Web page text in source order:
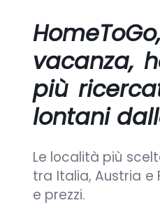
HomeToGo,
vacanza,
più
lontani
Le località più
tra Italia, Austria
e prezzi.